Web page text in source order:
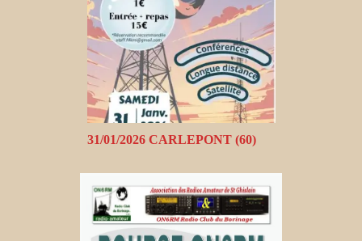
31/01/2026 CARLEPONT (60)